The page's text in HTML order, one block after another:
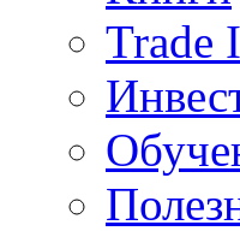
Trade